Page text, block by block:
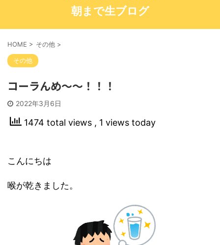
朝まで生ブログ
HOME > その他 >
その他
コーラんめ〜〜！！！
2022年3月6日
1474 total views , 1 views today
こんにちは
喉が乾きました。